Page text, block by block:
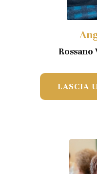
Rossano
LASCIA